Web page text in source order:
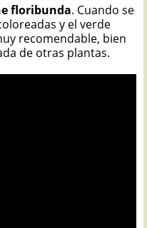
floribunda. Cuando se
y el verde
recomendable, bien
de otras plantas.